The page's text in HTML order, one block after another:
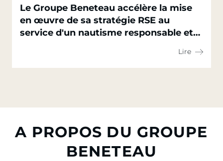
Le Groupe Beneteau accélère la mise
en œuvre de sa stratégie RSE au
service d'un nautisme responsable et
Lire
A PROPOS DU GROUPE
BENETEAU